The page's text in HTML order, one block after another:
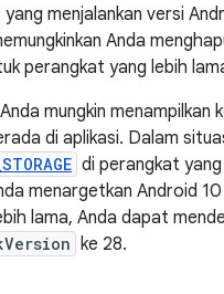
menjalankan versi
Anda
perangkat yang lebih
mungkin
di aplikasi. Dalam
di perangkat
menargetkan Android
lama, Anda dapat
ke 28.